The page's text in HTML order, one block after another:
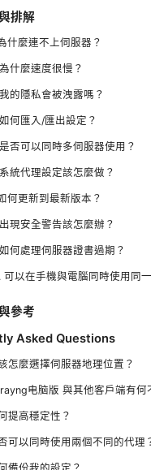
排解
什麼連不上伺服器？
什麼速度很慢？
的隱私會被洩露嗎？
何匯入/匯出設定？
否可以同時多伺服器使用？
統代理設定該怎麼做？
何更新到最新版本？
現安全警告該怎麼辦？
何處理伺服器證書過期？
可以在手機與電腦同時使用同
參考
Asked Questions
怎麼選擇伺服器地理位置？
电脑版 與其他客戶端有何
提高穩定性？
可以同時使用兩個不同的代理